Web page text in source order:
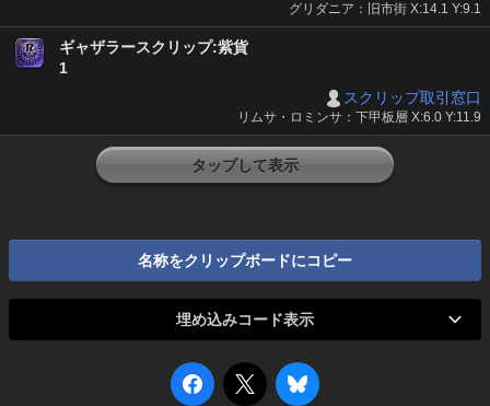
グリダニア：旧市街 X:14.1 Y:9.1
ギャザラースクリップ:紫貨
1
スクリップ取引窓口
リムサ・ロミンサ：下甲板層 X:6.0 Y:11.9
タップして表示
名称をクリップボードにコピー
埋め込みコード表示